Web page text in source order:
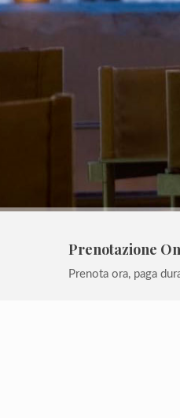
Prenotazione
Prenota ora, paga